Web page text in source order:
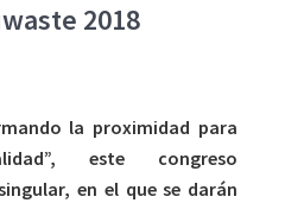
2018
la proximidad para
este congreso
en el que se darán